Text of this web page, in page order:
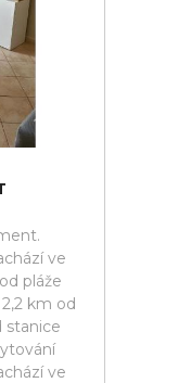
ve
pláže
km od
stanice
ve